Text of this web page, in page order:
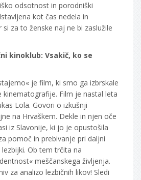
odsotnost in porodniški
kot čas nedela in
za to ženske naj ne bi zaslužile
kinoklub: Vsakič, ko se
je film, ki smo ga izbrskale
kinematografije. Film je nastal leta
Lola. Govori o izkušnji
na Hrvaškem. Dekle in njen oče
iz Slavonije, ki jo je opustošila
pomoč in prebivanje pri daljni
Ob tem trčita na
meščanskega življenja.
za analizo lezbičnih likov! Sledi